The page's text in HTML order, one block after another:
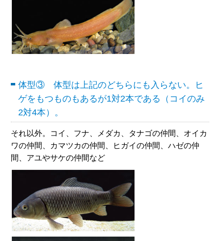
体型③ 体型は上記のどちらにも入らない。ヒ
ゲをもつものもあるが1対2本である（コイのみ
2対4本）。
それ以外。コイ、フナ、メダカ、タナゴの仲間、オイカ
ワの仲間、カマツカの仲間、ヒガイの仲間、ハゼの仲
間、アユやサケの仲間など